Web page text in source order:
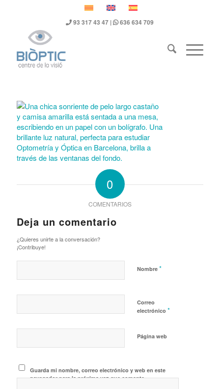
93 317 43 47 | 636 634 709
0
COMENTARIOS
Deja un comentario
¿Quieres unirte a la conversación?
¡Contribuye!
Nombre *
Correo
electrónico *
Página web
Guarda mi nombre, correo electrónico y web en este
navegador para la próxima vez que comente.